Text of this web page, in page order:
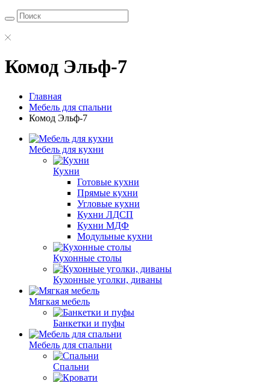
Комод Эльф-7
Главная
Мебель для спальни
Комод Эльф-7
Мебель для кухни
Кухни
Готовые кухни
Прямые кухни
Угловые кухни
Кухни ЛДСП
Кухни МДФ
Модульные кухни
Кухонные столы
Кухонные уголки, диваны
Мягкая мебель
Банкетки и пуфы
Мебель для спальни
Спальни